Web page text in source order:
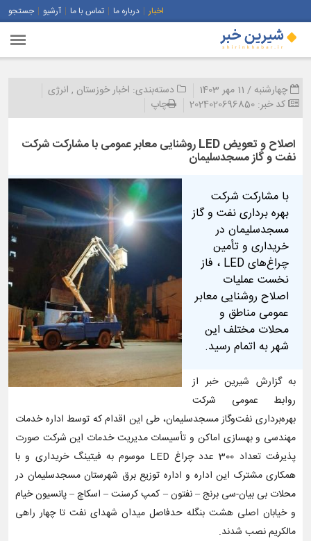
اخبار درباره ما تماس با ما آرشیو جستجو
چهارشنبه / 11 مهر 1403 دسته‌بندی: اخبار خوزستان , انرژی
کد خبر: 2024020696850 چاپ
اصلاح و تعویض LED روشنایی معابر عمومی با مشارکت شرکت
نفت و گاز مسجدسلیمان
با مشارکت شرکت
بهره برداری نفت و گاز
مسجدسلیمان در
خریداری و تأمین
چراغ‌های LED ، فاز
نخست عملیات
اصلاح روشنایی معابر
عمومی مناطق و
محلات مختلف این
شهر به اتمام رسید.
به گزارش شیرین خبر از
روابط عمومی شرکت
بهره‌برداری نفت‌و‌گاز مسجدسلیمان، طی این اقدام که توسط اداره خدمات
مهندسی و بهسازی اماکن و تأسیسات مدیریت خدمات این شرکت صورت
پذیرفت تعداد 300 عدد چراغ LED موسوم به فیتینگ خریداری و با
همکاری مشترک این اداره و اداره توزیع برق شهرستان مسجدسلیمان در
محلات بی بیان-سی برنج – نفتون – کمپ کرسنت – اسکاچ – پانسیون خیام
و خیابان اصلی هشت بنگله حدفاصل میدان شهدای نفت تا چهار راهی
مالکریم نصب شدند.